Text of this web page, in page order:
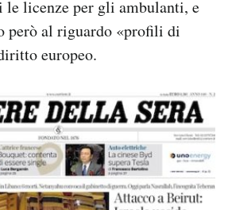
le licenze per gli ambulanti, e
però al riguardo «profili di
europeo.